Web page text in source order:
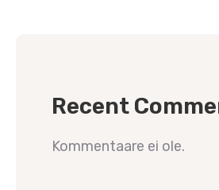
Recent
Kommentaare ei ole.